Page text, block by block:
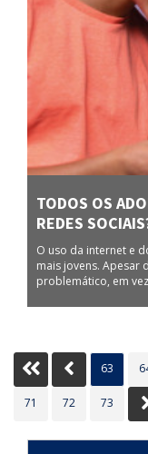
TODOS OS
REDES
O uso da internet e
mais jovens. Apesar
problemático, em
Inicio 63
71 72 73